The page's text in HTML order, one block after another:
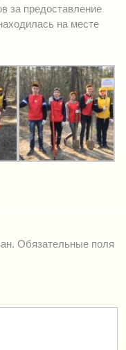
за предоставление
на месте
Обязательные поля